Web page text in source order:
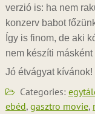
verzió is: ha nem
konzerv babot
Így is finom, de aki
nem készíti másként
Jó étvágyat kívánok!
Categories:
ebéd, gasztro movie,